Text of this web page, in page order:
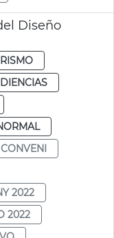
Diseño
CONVENI
2022
2022